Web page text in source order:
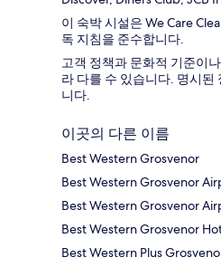
이 숙박 시설은 We Care
독 지침을 준수합니다.
고객 정책과 문화적 기준이
라 다를 수 있습니다. 명시
니다.
이곳의 다른 이름
Best Western Grosvenor
Best Western Grosvenor
Best Western Grosvenor
Best Western Grosvenor
Best Western Plus